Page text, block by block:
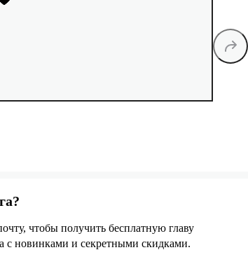
чтобы получить бесплатную главу
с новинками и секретными скидками.